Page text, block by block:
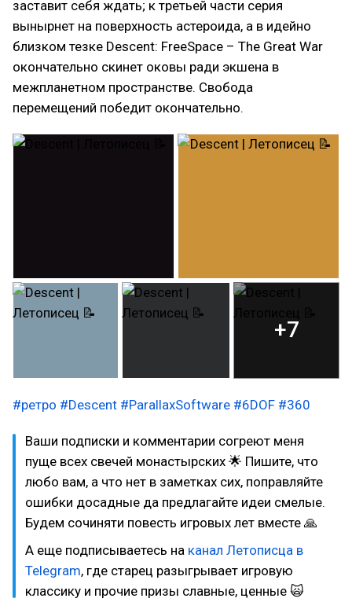
заставит себя ждать; к третьей части серия
вынырнет на поверхность астероида, а в идейно
близком тезке Descent: FreeSpace – The Great War
окончательно скинет оковы ради экшена в
межпланетном пространстве. Свобода
перемещений победит окончательно.
+7
#ретро #Descent #ParallaxSoftware #6DOF #360
Ваши подписки и комментарии согреют меня
пуще всех свечей монастырских 🌟 Пишите, что
любо вам, а что нет в заметках сих, поправляйте
ошибки досадные да предлагайте идеи смелые.
Будем сочиняти повесть игровых лет вместе 🙏
А еще подписываетесь на канал Летописца в
Telegram, где старец разыгрывает игровую
классику и прочие призы славные, ценные 🙀